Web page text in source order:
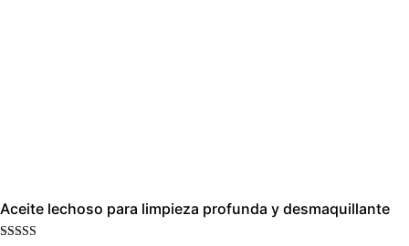
Aceite lechoso para limpieza profunda y desmaquillante